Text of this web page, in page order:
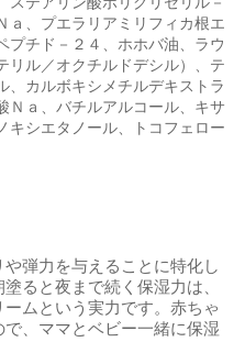
ａ、プエラリアミリフィカ根エ
プチド－２４、ホホバ油、ラウ
リル／オクチルドデシル）、テ
、カルボキシメチルデキストラ
Ｎａ、バチルアルコール、キサ
キシエタノール、トコフェロー
弾力を与えることに特化し
ると夜まで続く保湿力は、
ムという実力です。赤ちゃ
、ママとベビー一緒に保湿